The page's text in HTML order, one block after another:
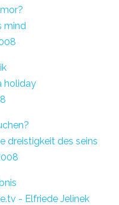
mind
holiday
dreistigkeit des seins
- Elfriede Jelinek